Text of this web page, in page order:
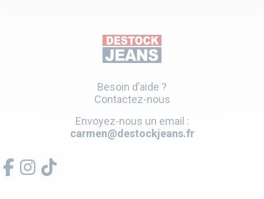
Besoin d’aide ?
Contactez-nous
Envoyez-nous un email :
carmen@destockjeans.fr